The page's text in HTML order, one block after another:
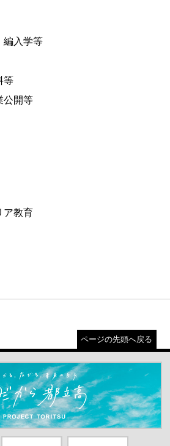
編入学等
等
公開等
ア教育
ページの先頭へ戻る
ンドウが開きます）